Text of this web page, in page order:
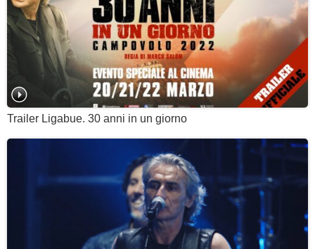
Trailer Ligabue. 30 anni in un giorno